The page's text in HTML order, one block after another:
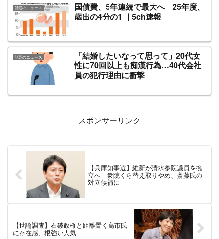
話題のニュース
国債費、5年連続で最大へ 25年度、
歳出の4分の1 ｜5ch速報
話題のニュース
「結婚したいなって思って」20代女
性に70回以上も痴漢行為…40代会社
員の犯行理由に衝撃
スポンサーリンク
【兵庫知事選】維新が清水参院議員を擁
立へ 衆院くら替え取りやめ、斎藤氏の
対立候補に
【世論調査】石破政権と距離置く高市氏
に存在感、根強い人気